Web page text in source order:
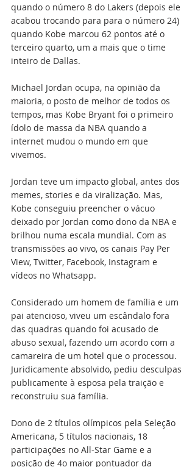
quando o número 8 do Lakers (depois ele
acabou trocando para para o número 24)
quando Kobe marcou 62 pontos até o
terceiro quarto, um a mais que o time
inteiro de Dallas.
Michael Jordan ocupa, na opinião da
maioria, o posto de melhor de todos os
tempos, mas Kobe Bryant foi o primeiro
ídolo de massa da NBA quando a
internet mudou o mundo em que
vivemos.
Jordan teve um impacto global, antes dos
memes, stories e da viralização. Mas,
Kobe conseguiu preencher o vácuo
deixado por Jordan como dono da NBA e
brilhou numa escala mundial. Com as
transmissões ao vivo, os canais Pay Per
View, Twitter, Facebook, Instagram e
vídeos no Whatsapp.
Considerado um homem de família e um
pai atencioso, viveu um escândalo fora
das quadras quando foi acusado de
abuso sexual, fazendo um acordo com a
camareira de um hotel que o processou.
Juridicamente absolvido, pediu desculpas
publicamente à esposa pela traição e
reconstruiu sua família.
Dono de 2 títulos olímpicos pela Seleção
Americana, 5 títulos nacionais, 18
participações no All-Star Game e a
posição de 4o maior pontuador da